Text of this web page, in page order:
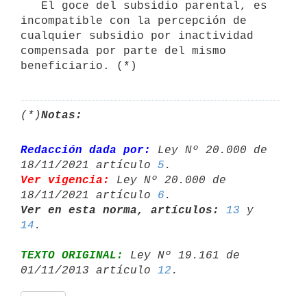
incompatible con la percepción de
cualquier subsidio por inactividad
compensada por parte del mismo
beneficiario. (*)
(*)Notas:
Redacción dada por:
Ley Nº 20.000 de
18/11/2021 artículo 5
Ver vigencia:
Ley Nº 20.000 de
18/11/2021 artículo 6
Ver en esta norma, artículos:
13
14
TEXTO ORIGINAL:
Ley Nº 19.161 de
01/11/2013 artículo 12